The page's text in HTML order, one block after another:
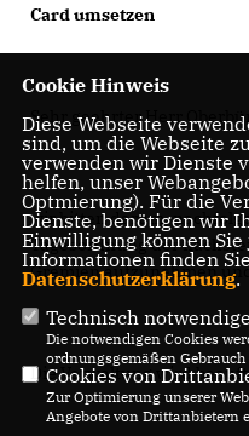
Card umsetzen
Sehr geehrter Herr
wir bitten darum,
Tagesordnung der
Gremien aufzunehmen
Die Verwaltung wird
Cookie Hinweis
Diese Webseite
sind, um die Webseite
verwenden wir Dienste
helfen, unser
Optmierung). Für die
Dienste, benötigen wir
Einwilligung können
Informationen finden
Datenschutzerklärung.
Technisch
Die notwendigen Cookies
ordnungsgemäßen
Cookies von
Zur Optimierung unserer
Angebote von Drittanbietern